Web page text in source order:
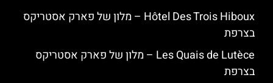
Hôtel Des Trois Hiboux – מלון של פארק אסטריקס
בצרפת
Les Quais de Lutèce – מלון של פארק אסטריקס
בצרפת